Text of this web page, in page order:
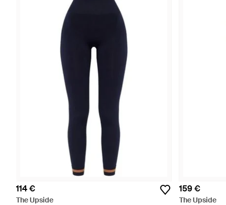
114 €
The Upside
159 €
The Upside